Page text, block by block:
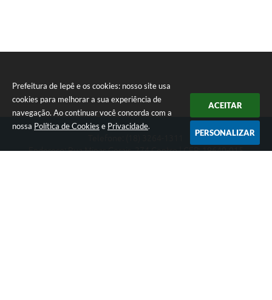
Prefeitura de Iepê e os cookies: nosso site usa
cookies para melhorar a sua experiência de
navegação. Ao continuar você concorda com a
nossa Política de Cookies e Privacidade.
ACEITAR
PERSONALIZAR
Endereço: Rua Minas Gerais, 274 Centro | CEP: 19640-015